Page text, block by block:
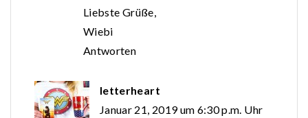
Liebste Grüße,
Wiebi
Antworten
letterheart
Januar 21, 2019 um 6:30 p.m. Uhr